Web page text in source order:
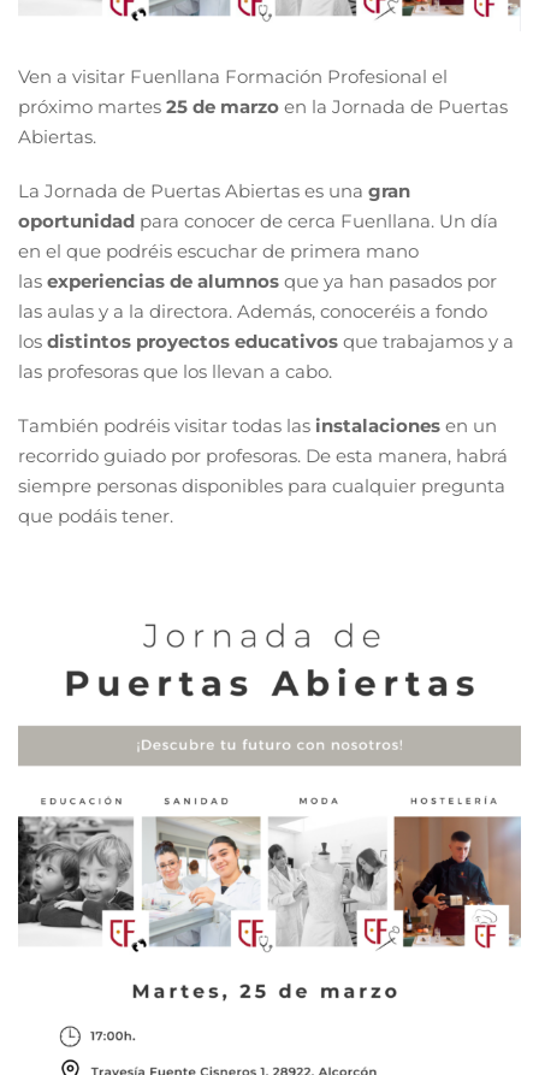
Ven a visitar Fuenllana Formación Profesional el
próximo martes 25 de marzo en la Jornada de Puertas
Abiertas.
La Jornada de Puertas Abiertas es una gran
oportunidad para conocer de cerca Fuenllana. Un día
en el que podréis escuchar de primera mano
las experiencias de alumnos que ya han pasados por
las aulas y a la directora. Además, conoceréis a fondo
los distintos proyectos educativos que trabajamos y a
las profesoras que los llevan a cabo.
También podréis visitar todas las instalaciones en un
recorrido guiado por profesoras. De esta manera, habrá
siempre personas disponibles para cualquier pregunta
que podáis tener.